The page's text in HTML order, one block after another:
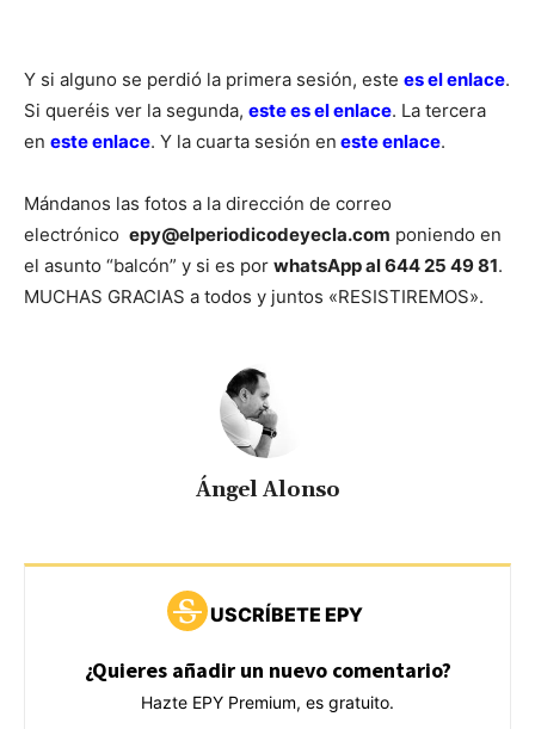
Y si alguno se perdió la primera sesión, este es el enlace.
Si queréis ver la segunda, este es el enlace. La tercera
en este enlace. Y la cuarta sesión en este enlace.
Mándanos las fotos a la dirección de correo
electrónico epy@elperiodicodeyecla.com poniendo en
el asunto “balcón” y si es por whatsApp al 644 25 49 81.
MUCHAS GRACIAS a todos y juntos «RESISTIREMOS».
Ángel Alonso
USCRÍBETE EPY
¿Quieres añadir un nuevo comentario?
Hazte EPY Premium, es gratuito.